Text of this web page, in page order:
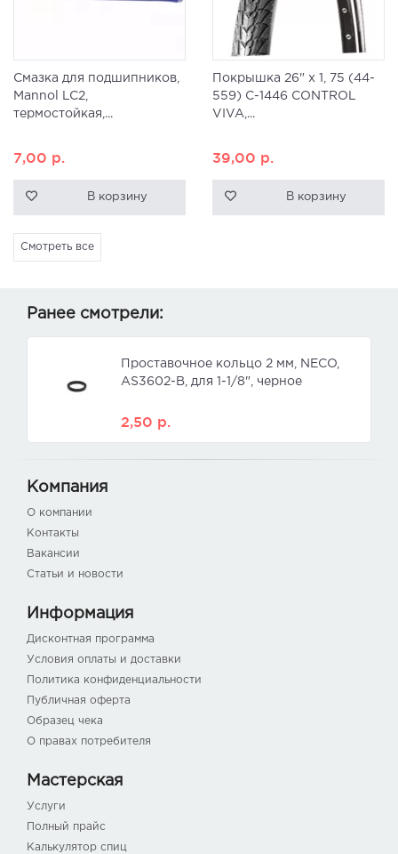
Смазка для подшипников,
Mannol LC2,
термостойкая,...
7,00 р.
В корзину
Покрышка 26" x 1, 75 (44-
559) C-1446 CONTROL
VIVA,...
39,00 р.
В корзину
Смотреть все
Ранее смотрели:
Проставочное кольцо 2 мм, NECO,
AS3602-B, для 1-1/8", черное
2,50 р.
Компания
О компании
Контакты
Вакансии
Статьи и новости
Информация
Дисконтная программа
Условия оплаты и доставки
Политика конфиденциальности
Публичная оферта
Образец чека
О правах потребителя
Мастерская
Услуги
Полный прайс
Калькулятор спиц